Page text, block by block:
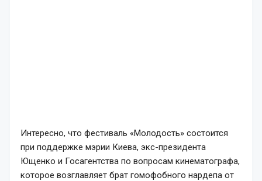
Интересно, что фестиваль «Молодость» состоится
при поддержке мэрии Киева, экс-президента
Ющенко и Госагентства по вопросам кинематографа,
которое возглавляет брат гомофобного нардепа от